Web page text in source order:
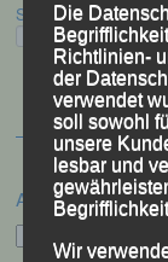
Suchen
Archiv
Archiv
Die
Richtlinien-
der
verwendet
soll sowohl
unsere
lesbar und
Wir